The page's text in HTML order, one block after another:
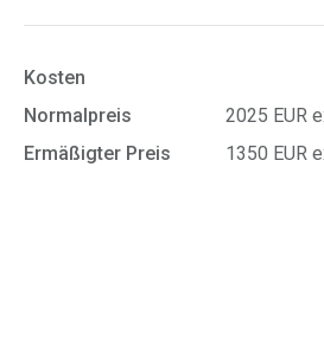
Kosten
Normalpreis
2025 EUR
Ermäßigter Preis
1350 EUR